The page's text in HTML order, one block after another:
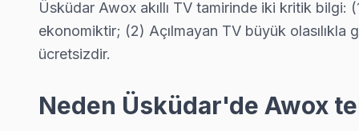
Cumhuriyet Awox Anakart Tamiri →
Çengelköy Awox Servis
Çengelköy mahallesi Awox TV teknisyeniniz ortalama 90
Üsküdar Awox akıllı TV tamirinde iki kritik
ekonomiktir; (2) Açılmayan TV büyük olasılıkla
ücretsizdir.
Neden Üsküdar'de Awox